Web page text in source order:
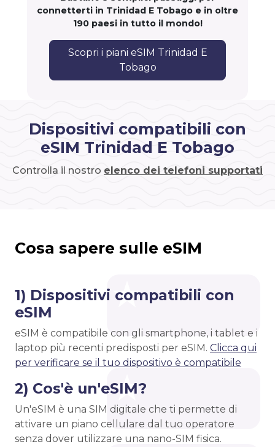
connetterti in Trinidad E Tobago e in oltre
190 paesi in tutto il mondo!
Scopri i piani eSIM Trinidad E
Tobago
Dispositivi compatibili con
eSIM Trinidad E Tobago
Controlla il nostro elenco dei telefoni supportati
Cosa sapere sulle eSIM
1) Dispositivi compatibili con
eSIM
eSIM è compatibile con gli smartphone, i tablet e i
laptop più recenti predisposti per eSIM. Clicca qui
per verificare se il tuo dispositivo è compatibile
2) Cos'è un'eSIM?
Un'eSIM è una SIM digitale che ti permette di
attivare un piano cellulare dal tuo operatore
senza dover utilizzare una nano-SIM fisica.